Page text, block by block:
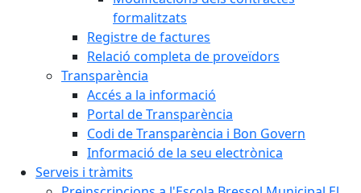
formalitzats
Registre de factures
Relació completa de proveïdors
Transparència
Accés a la informació
Portal de Transparència
Codi de Transparència i Bon Govern
Informació de la seu electrònica
Serveis i tràmits